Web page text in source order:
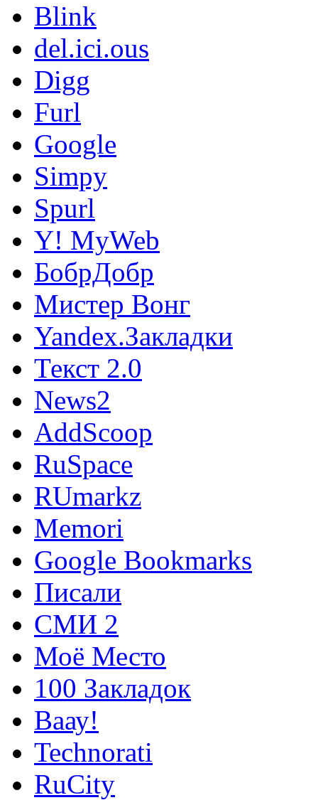
Blink
del.ici.ous
Digg
Furl
Google
Simpy
Spurl
Y! MyWeb
БобрДобр
Мистер Вонг
Yandex.Закладки
Текст 2.0
News2
AddScoop
RuSpace
RUmarkz
Memori
Google Bookmarks
Писали
СМИ 2
Моё Место
100 Закладок
Ваау!
Technorati
RuCity